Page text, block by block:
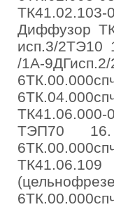
ТК41.02.103-
Диффузор
исп.3/2ТЭ10
/1А-
ТЭП70 16.